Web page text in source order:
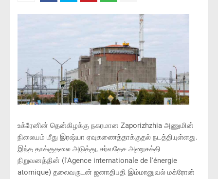
உக்ரேனின் தென்கிழக்கு நகரமான Zaporizhzhia அணுமின்
நிலையம் மீது இரஷ்யா ஏவுகணைத்தாக்குதல் நடத்தியுள்ளது.
இந்த தாக்குதலை அடுத்து, சர்வதேச அணுசக்தி
நிறுவனத்தின் (l'Agence internationale de l'énergie
atomique) தலைவருடன் ஜனாதிபதி இம்மானுவல் மக்ரோன்